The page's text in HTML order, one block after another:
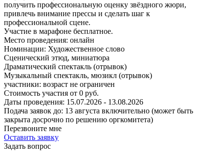
получить профессиональную оценку звёздного жюри,
привлечь внимание прессы и сделать шаг к
профессиональной сцене.
Участие в марафоне бесплатное.
Место проведения: онлайн
Номинации: Художественное слово
Сценический этюд, миниатюра
Драматический спектакль (отрывок)
Музыкальный спектакль, мюзикл (отрывок)
участники: возраст не ограничен
Стоимость участия от 0 руб.
Даты проведения: 15.07.2026 - 13.08.2026
Подача заявок до: 13 августа включительно (может быть
закрыта досрочно по решению оргкомитета)
Перезвоните мне
Оставить заявку
Задать вопрос